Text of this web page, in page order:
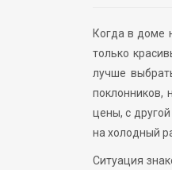
Когда в доме
только
лучше
поклонников,
цены, с
на холодный
Ситуация